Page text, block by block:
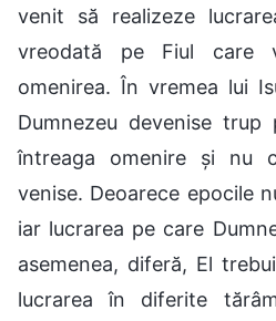
venit să realizeze
vreodată pe Fiul care
omenirea. În vremea lui
Dumnezeu devenise trup
întreaga omenire și nu
venise. Deoarece epocile
iar lucrarea pe care
asemenea, diferă, El
lucrarea în diferite